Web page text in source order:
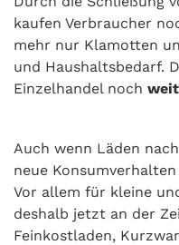
kaufen Verbraucher
mehr nur Klamotten
und Haushaltsbedarf.
Einzelhandel noch
Auch wenn Läden
neue
Vor allem für kleine
deshalb jetzt an der
Feinkostladen,